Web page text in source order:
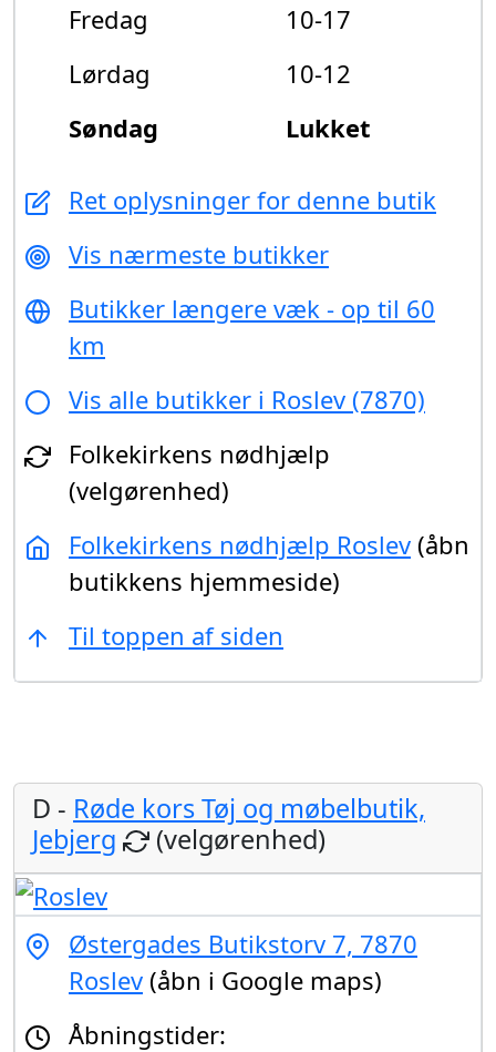
Fredag
10-17
Lørdag
10-12
Søndag
Lukket
Ret oplysninger for denne butik
Vis nærmeste butikker
Butikker længere væk - op til 60
km
Vis alle butikker i Roslev (7870)
Folkekirkens nødhjælp
(velgørenhed)
Folkekirkens nødhjælp Roslev (åbn
butikkens hjemmeside)
Til toppen af siden
D - Røde kors Tøj og møbelbutik,
Jebjerg
(velgørenhed)
Østergades Butikstorv 7, 7870
Roslev (åbn i Google maps)
Åbningstider: